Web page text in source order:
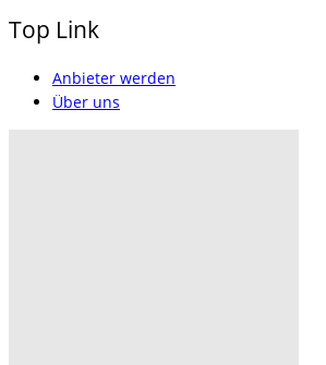
Top Link
Anbieter werden
Über uns